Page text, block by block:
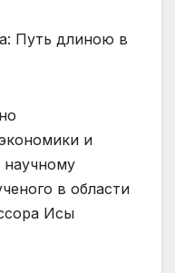
Путь длиною в
и
в области
Исы